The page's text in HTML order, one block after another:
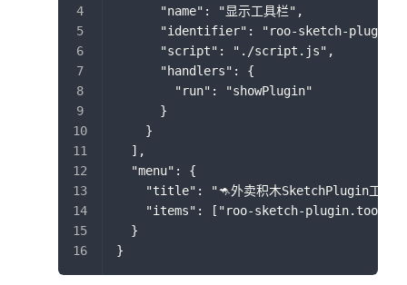
      "name": "显示工具栏",
"identifier": "roo-sketch-
      "script": "./script.js",
      "handlers": {
        "run": "showPlugin"
      }
    }
  ],
  "menu": {
"title": "🦘外卖积木SketchPlugin工具
"items": ["roo-sketch-
  }
}